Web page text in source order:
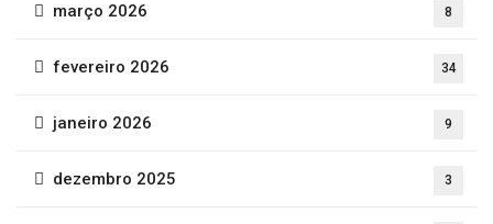
março 2026 8
fevereiro 2026 34
janeiro 2026 9
dezembro 2025 3